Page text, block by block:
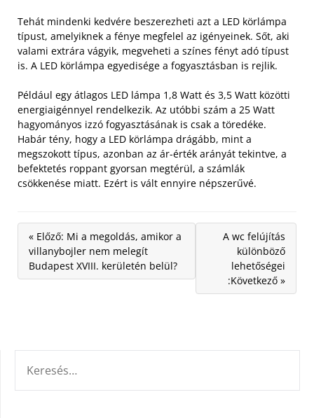
Tehát mindenki kedvére beszerezheti azt a LED​ körlámpa​
típust, amelyiknek a fénye megfelel az igényeinek. Sőt, aki
valami extrára vágyik, megveheti a színes fényt adó típust
is. A LED​ körlámpa​ egyedisége a fogyasztásban is rejlik.
Például egy átlagos LED lámpa 1,8 Watt és 3,5 Watt közötti
energiaigénnyel rendelkezik. Az utóbbi szám a 25 Watt
hagyományos izzó fogyasztásának is csak a töredéke.
Habár tény, hogy a LED​ körlámpa​ drágább, mint a
megszokott típus, azonban az ár-érték arányát tekintve, a
befektetés roppant gyorsan megtérül, a számlák
csökkenése miatt. Ezért is vált ennyire népszerűvé.
« Előző: Mi a megoldás, amikor a
villanybojler nem melegít
Budapest XVIII. kerületén belül?
A wc felújítás
különböző
lehetőségei
:Következő »